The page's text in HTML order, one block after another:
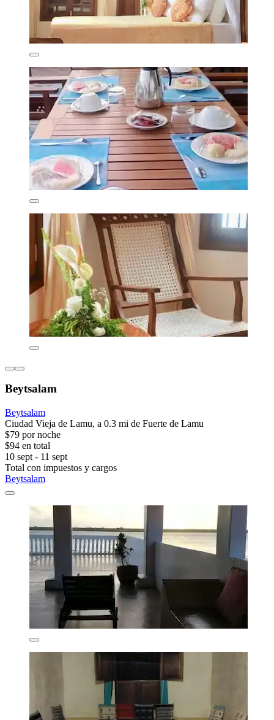
Beytsalam
Beytsalam
Ciudad Vieja de Lamu, a 0.3 mi de Fuerte de Lamu
$79 por noche
$94 en total
10 sept - 11 sept
Total con impuestos y cargos
Beytsalam